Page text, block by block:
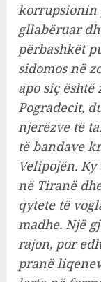
korrupsionin
gllabëruar
përbashkët
sidomos në
apo siç
Pogradecit,
njerëzve të
të bandave
Velipojën.
në Tiranë
qytete të
madhe. Një
rajon, por
pranë